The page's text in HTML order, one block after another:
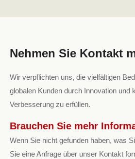
Nehmen Sie Kontakt
Wir verpflichten uns, die vielfältigen
globalen Kunden durch Innovation und
Verbesserung zu erfüllen.
Brauchen Sie mehr
Wenn Sie nicht gefunden haben, was
Sie eine Anfrage über unser Kontakt